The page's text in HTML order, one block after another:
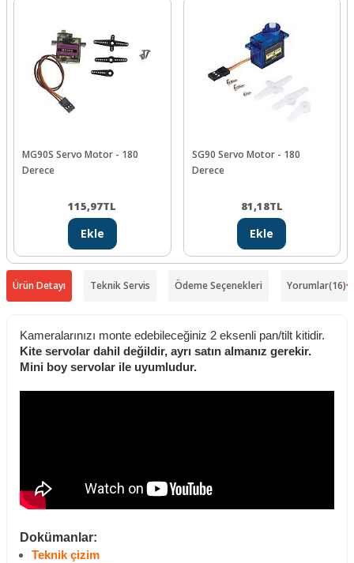
MG90S Servo Motor - 180
Derece
115,97TL
Ekle
SG90 Servo Motor - 180
Derece
81,18TL
Ekle
Ürün Detayı Teknik Servis Ödeme Seçenekleri Yorumlar(16)
Kameralarınızı monte edebileceğiniz 2 eksenli pan/tilt kitidir.
Kite servolar dahil değildir, ayrı satın almanız gerekir.
Mini boy servolar ile uyumludur.
Dokümanlar:
Teknik çizim